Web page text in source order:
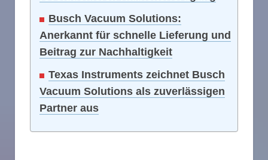
Busch Vacuum Solutions:
Anerkannt für schnelle Lieferung und
Beitrag zur Nachhaltigkeit
Texas Instruments zeichnet Busch
Vacuum Solutions als zuverlässigen
Partner aus